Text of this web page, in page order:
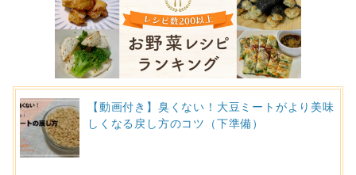
【動画付き】臭くない！大豆ミートがより美味
しくなる戻し方のコツ（下準備）